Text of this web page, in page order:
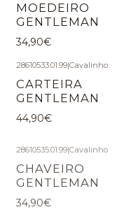
MOEDEIRO
GENTLEMAN
34,90€
28610533.01.99|Cavalinho
CARTEIRA
GENTLEMAN
44,90€
CHAVEIRO
GENTLEMAN
34,90€
|Cavalinho